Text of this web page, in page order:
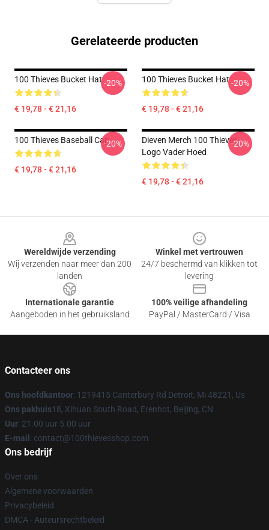
Gerelateerde producten
100 Thieves Bucket Hat
€ 19,78 - € 21,16
-20% 100 Thieves Bucket Hat
€ 19,78 - € 21,16
-20%
100 Thieves Baseball Cap
€ 19,78 - € 21,16
-20%
Dieven Merch 100 Thieves
Logo Vader Hoed
€ 19,78 - € 21,16
-20%
Wereldwijde verzending
Wij verzenden naar meer dan 200
landen
Winkel met vertrouwen
24/7 beschermd van klikken tot
levering
Internationale garantie
Aangeboden in het gebruiksland
100% veilige afhandeling
PayPal / MasterCard / Visa
Contacteer ons
Ons hoofdkantoor: 1219415 Canterbury Rd Detroit, Mi 48221, Us
Ons pakhuis18, Xihuan South Road, Erenhot, Beijing, CN
Uur: 21.00 uur 5.00 uur
E-mail : contact@100thievesshop.com
Ons bedrijf
Over ons
Algemene voorwaarden
Privacybeleid
DMCA - Auteursrechtbeleid